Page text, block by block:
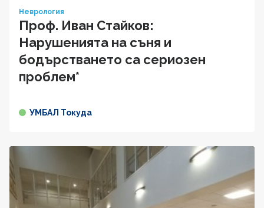
Неврология
Проф. Иван Стайков:
Нарушенията на съня и
бодърстването са сериозен
проблем*
УМБАЛ Токуда